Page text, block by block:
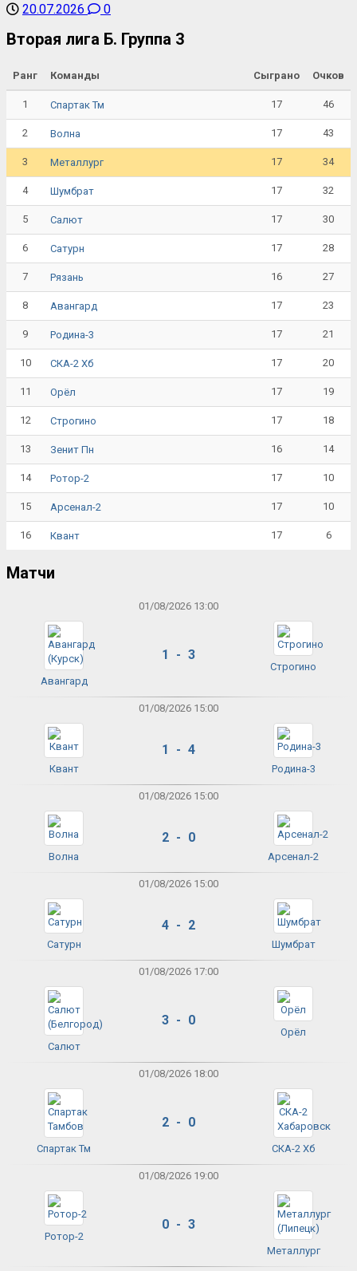
20.07.2026 0
Вторая лига Б. Группа 3
Ранг Команды Сыграно Очков
1 Спартак Тм 17 46
2 Волна 17 43
3 Металлург 17 34
4 Шумбрат 17 32
5 Салют 17 30
6 Сатурн 17 28
7 Рязань 16 27
8 Авангард 17 23
9 Родина-3 17 21
10 СКА-2 Хб 17 20
11 Орёл 17 19
12 Строгино 17 18
13 Зенит Пн 16 14
14 Ротор-2 17 10
15 Арсенал-2 17 10
16 Квант 17 6
Матчи
01/08/2026 13:00
Авангард
1 - 3
Строгино
01/08/2026 15:00
Квант
1 - 4
Родина-3
01/08/2026 15:00
Волна
2 - 0
Арсенал-2
01/08/2026 15:00
Сатурн
4 - 2
Шумбрат
01/08/2026 17:00
Салют
3 - 0
Орёл
01/08/2026 18:00
Спартак Тм
2 - 0
СКА-2 Хб
01/08/2026 19:00
Ротор-2
0 - 3
Металлург